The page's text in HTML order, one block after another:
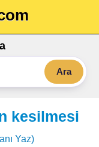
Ara
kesilmesi
Yaz)